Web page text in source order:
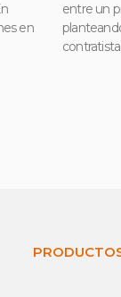
en
entre un